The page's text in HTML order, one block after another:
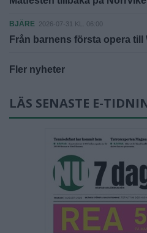
BJÄRE 2026-07-31 KL. 06:00
Från barnens första opera till
Fler nyheter
LÄS SENASTE E-